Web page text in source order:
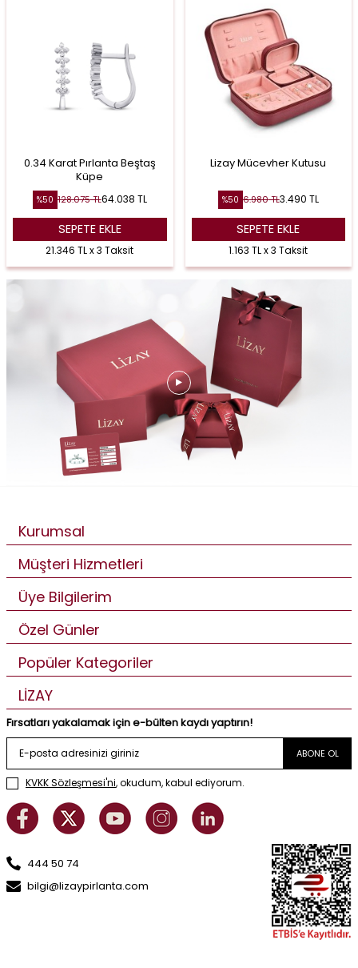
0.34 Karat Pırlanta Beştaş
Küpe
%50 128.075TL64.038 TL
SEPETE EKLE
21.346 TL x 3 Taksit
Lizay Mücevher Kutusu
%50 6.980TL3.490 TL
SEPETE EKLE
1.163 TL x 3 Taksit
Kurumsal
Müşteri Hizmetleri
Üye Bilgilerim
Özel Günler
Popüler Kategoriler
LİZAY
Fırsatları yakalamak için e-bülten kaydı yaptırın!
ABONE OL
KVKK Sözleşmesi'ni, okudum, kabul ediyorum.
444 50 74
bilgi@lizaypirlanta.com